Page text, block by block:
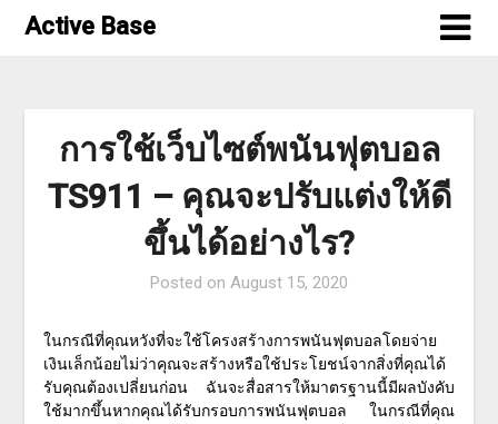
SkipActive Base
การใช้เว็บไซต์พนันฟุตบอล
TS911 – คุณจะปรับแต่งให้ดี
ขึ้นได้อย่างไร?
Posted on August 15, 2020
ในกรณีที่คุณหวังที่จะใช้โครงสร้างการพนันฟุตบอลโดยจ่าย
เงินเล็กน้อยไม่ว่าคุณจะสร้างหรือใช้ประโยชน์จากสิ่งที่คุณได้
รับคุณต้องเปลี่ยนก่อน ฉันจะสื่อสารให้มาตรฐานนี้มีผลบังคับ
ใช้มากขึ้นหากคุณได้รับกรอบการพนันฟุตบอล ในกรณีที่คุณ